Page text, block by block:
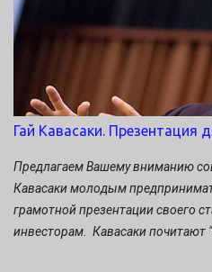
Гай Кавасаки. Презентация
Предлагаем Вашему вниманию
Кавасаки молодым
грамотной презентации своего
инвесторам. Кавасаки почитают